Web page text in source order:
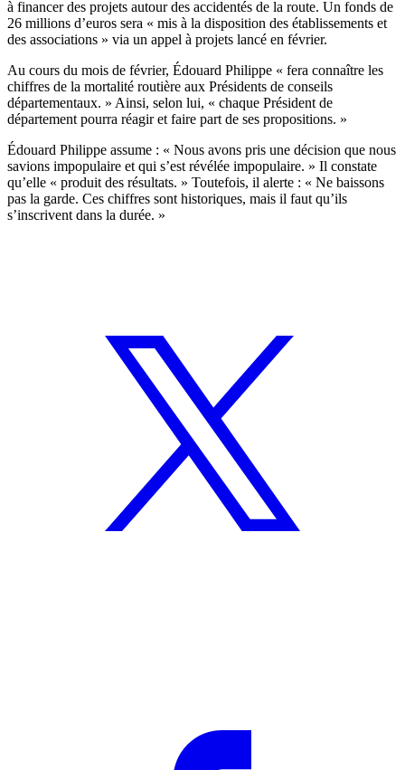
à financer des projets autour des accidentés de la route. Un fonds de
26 millions d’euros sera « mis à la disposition des établissements et
des associations » via un appel à projets lancé en février.
Au cours du mois de février, Édouard Philippe « fera connaître les
chiffres de la mortalité routière aux Présidents de conseils
départementaux. » Ainsi, selon lui, « chaque Président de
département pourra réagir et faire part de ses propositions. »
Édouard Philippe assume : « Nous avons pris une décision que nous
savions impopulaire et qui s’est révélée impopulaire. » Il constate
qu’elle « produit des résultats. » Toutefois, il alerte : « Ne baissons
pas la garde. Ces chiffres sont historiques, mais il faut qu’ils
s’inscrivent dans la durée. »